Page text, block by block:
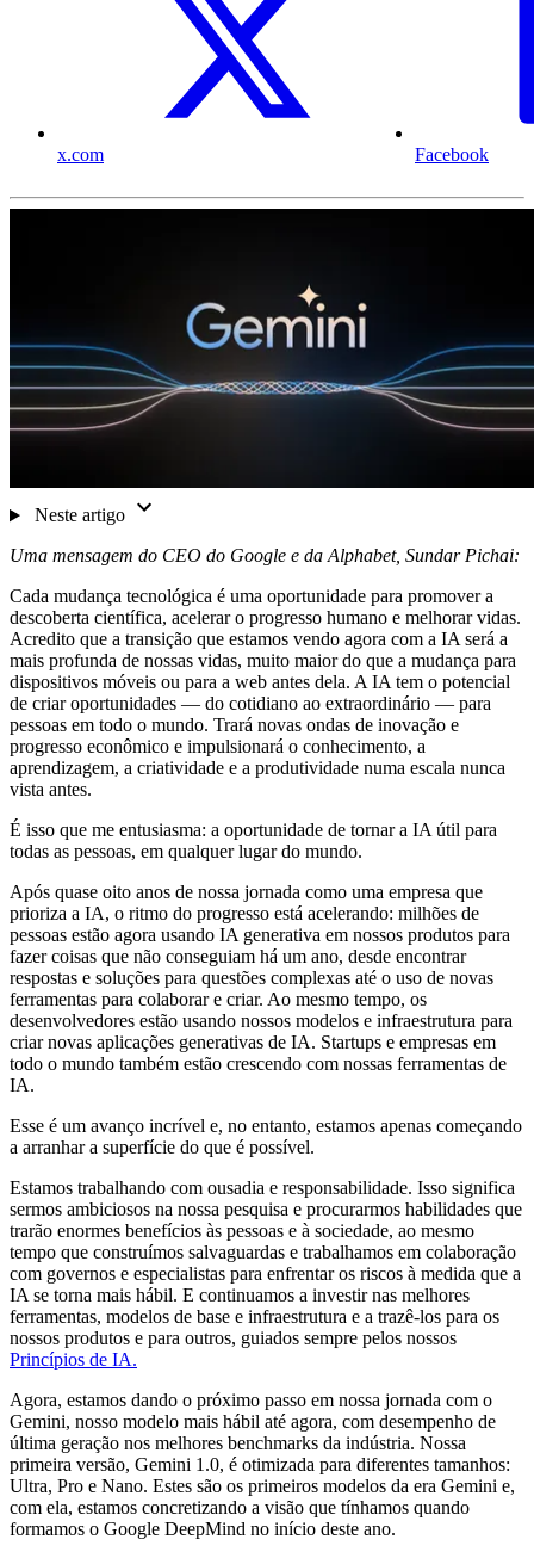
x.com Facebook
Neste artigo
Uma mensagem do CEO do Google e da Alphabet, Sundar Pichai:
Cada mudança tecnológica é uma oportunidade para promover a
descoberta científica, acelerar o progresso humano e melhorar vidas.
Acredito que a transição que estamos vendo agora com a IA será a
mais profunda de nossas vidas, muito maior do que a mudança para
dispositivos móveis ou para a web antes dela. A IA tem o potencial
de criar oportunidades — do cotidiano ao extraordinário — para
pessoas em todo o mundo. Trará novas ondas de inovação e
progresso econômico e impulsionará o conhecimento, a
aprendizagem, a criatividade e a produtividade numa escala nunca
vista antes.
É isso que me entusiasma: a oportunidade de tornar a IA útil para
todas as pessoas, em qualquer lugar do mundo.
Após quase oito anos de nossa jornada como uma empresa que
prioriza a IA, o ritmo do progresso está acelerando: milhões de
pessoas estão agora usando IA generativa em nossos produtos para
fazer coisas que não conseguiam há um ano, desde encontrar
respostas e soluções para questões complexas até o uso de novas
ferramentas para colaborar e criar. Ao mesmo tempo, os
desenvolvedores estão usando nossos modelos e infraestrutura para
criar novas aplicações generativas de IA. Startups e empresas em
todo o mundo também estão crescendo com nossas ferramentas de
IA.
Esse é um avanço incrível e, no entanto, estamos apenas começando
a arranhar a superfície do que é possível.
Estamos trabalhando com ousadia e responsabilidade. Isso significa
sermos ambiciosos na nossa pesquisa e procurarmos habilidades que
trarão enormes benefícios às pessoas e à sociedade, ao mesmo
tempo que construímos salvaguardas e trabalhamos em colaboração
com governos e especialistas para enfrentar os riscos à medida que a
IA se torna mais hábil. E continuamos a investir nas melhores
ferramentas, modelos de base e infraestrutura e a trazê-los para os
nossos produtos e para outros, guiados sempre pelos nossos
Princípios de IA.
Agora, estamos dando o próximo passo em nossa jornada com o
Gemini, nosso modelo mais hábil até agora, com desempenho de
última geração nos melhores benchmarks da indústria. Nossa
primeira versão, Gemini 1.0, é otimizada para diferentes tamanhos:
Ultra, Pro e Nano. Estes são os primeiros modelos da era Gemini e,
com ela, estamos concretizando a visão que tínhamos quando
formamos o Google DeepMind no início deste ano.